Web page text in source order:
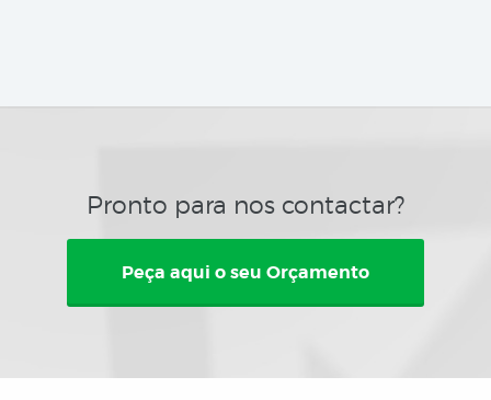
Pronto para nos contactar?
Peça aqui o seu Orçamento